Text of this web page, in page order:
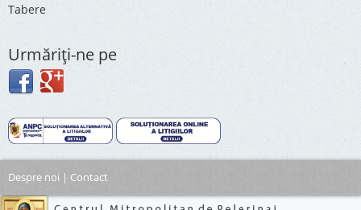
Tabere
Urmăriţi-ne pe
Despre noi | Contact